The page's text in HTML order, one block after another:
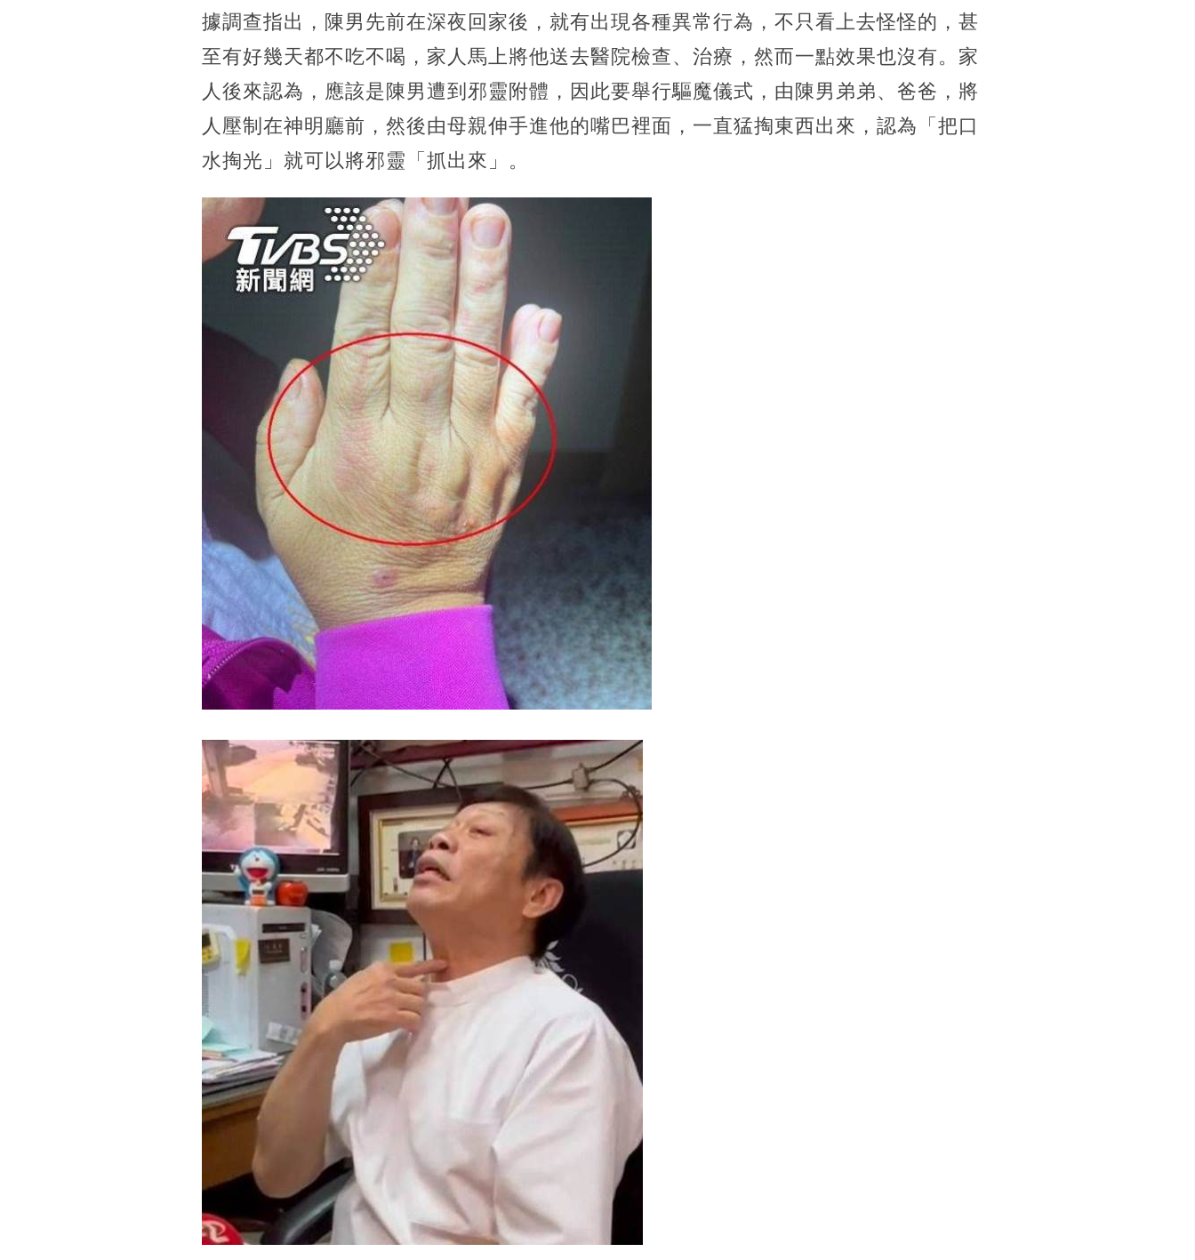
據調查指出，陳男先前在深夜回家後，就有出現各種異常行為，不只看上去怪怪的，甚
至有好幾天都不吃不喝，家人馬上將他送去醫院檢查、治療，然而一點效果也沒有。家
人後來認為，應該是陳男遭到邪靈附體，因此要舉行驅魔儀式，由陳男弟弟、爸爸，將
人壓制在神明廳前，然後由母親伸手進他的嘴巴裡面，一直猛掏東西出來，認為「把口
水掏光」就可以將邪靈「抓出來」。